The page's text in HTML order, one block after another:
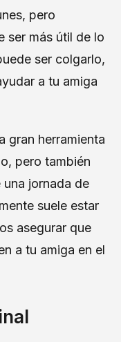
pero
ser más útil de lo
ser colgarlo,
a tu amiga
gran herramienta
pero también
una jornada de
suele estar
asegurar que
a tu amiga en el